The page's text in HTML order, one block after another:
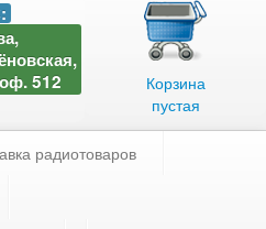
Корзина
пустая
512
радиотоваров